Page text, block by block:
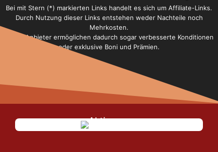
Bei mit Stern (*) markierten Links handelt es sich um Affiliate-Links.
Durch Nutzung dieser Links entstehen weder Nachteile noch
Mehrkosten.
Einige Anbieter ermöglichen dadurch sogar verbesserte Konditionen
oder exklusive Boni und Prämien.